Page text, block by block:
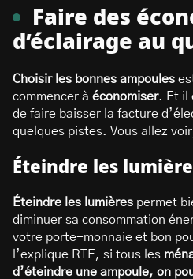
Faire des
d’éclairage au
Choisir les bonnes ampoules
commencer à économiser. Et il
de faire baisser la facture
quelques pistes. Vous allez
Éteindre les
Éteindre les lumières permet
diminuer sa consommation
votre porte-monnaie et bon
l’explique RTE, si tous les
d’éteindre une ampoule, on